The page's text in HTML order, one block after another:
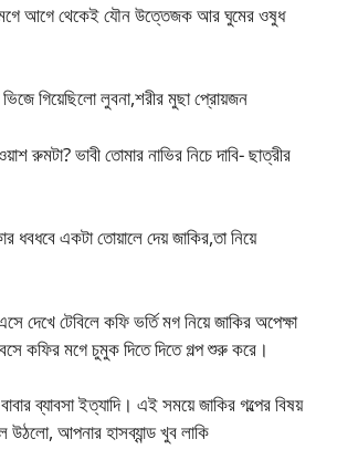
মগে আগে থেকেই যৌন উত্তেজক আর ঘুমের ওষুধ
ভিজে গিয়েছিলো লুবনা,শরীর মুছা প্রোয়জন
রুমটা? ভাবী তোমার নাভির নিচে দাবি- ছাত্রীর
ধবধবে একটা তোয়ালে দেয় জাকির,তা নিয়ে
দেখে টেবিলে কফি ভর্তি মগ নিয়ে জাকির অপেক্ষা
কফির মগে চুমুক দিতে দিতে গল্প শুরু করে।
ব্যাবসা ইত্যাদি। এই সময়ে জাকির গল্পের বিষয়
উঠলো, আপনার হাসব্যান্ড খুব লাকি